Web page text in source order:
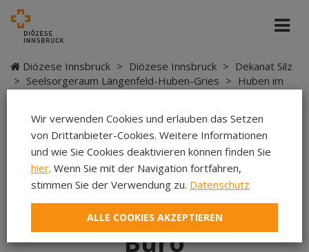
Diözese Innsbruck > Diözese Innsbruck > Dekanat Silz
> Seelsorgeraum Längenfeld-Huben-Gries > Huben im
Bezirksmusikfest -
Feldmesse beim TVB-
Büro
Wir verwenden Cookies und erlauben das Setzen
von Drittanbieter-Cookies. Weitere Informationen
und wie Sie Cookies deaktivieren können finden Sie
hier. Wenn Sie mit der Navigation fortfahren,
stimmen Sie der Verwendung zu. Datenschutz
ALLE COOKIES AKZEPTIEREN